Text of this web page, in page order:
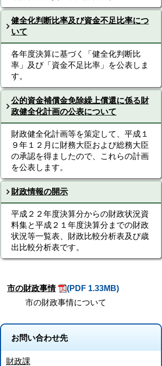
健全化判断比率及び資金不足比率につ
いて
各年度決算に基づく「健全化判断比
率」及び「資金不足比率」を公表しま
す。
公的資金補償金免除繰上償還に係る財
政健全化計画の公表について
財政健全化計画等を策定して、平成１
９年１２月に財務大臣および総務大臣
の承認を得ましたので、これらの計画
を公表します。
財政情報の開示
平成２２年度決算分からの財政状況資
料集と平成２１年度決算分までの財政
状況等一覧表、財政比較分析表及び歳
出比較分析表です。
市の財政事情
(PDF 1.33MB)
市の財政事情について
お問い合わせ先
財政課